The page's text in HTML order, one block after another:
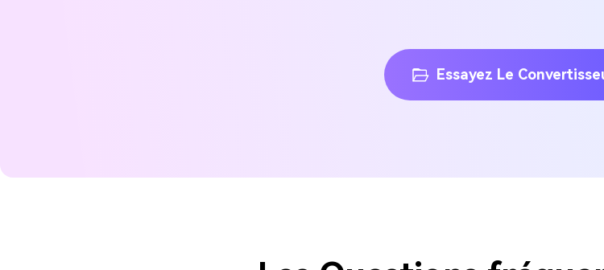
Essayez Le